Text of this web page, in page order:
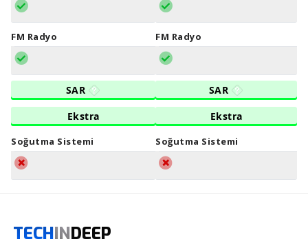
FM Radyo
SAR
Ekstra
Soğutma Sistemi
FM Radyo
SAR
Ekstra
Soğutma Sistemi
TECHINDEEP